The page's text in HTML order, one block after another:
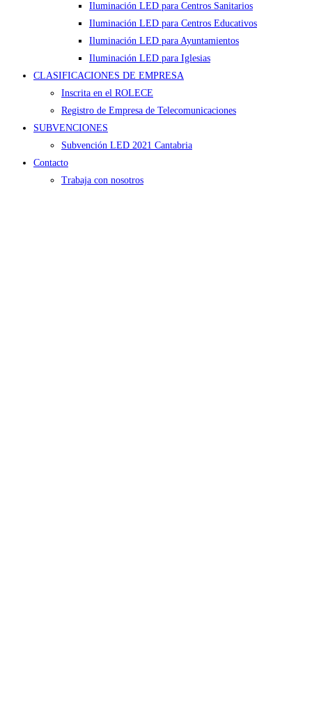
Iluminación LED para Centros Sanitarios
Iluminación LED para Centros Educativos
Iluminación LED para Ayuntamientos
Iluminación LED para Iglesias
CLASIFICACIONES DE EMPRESA
Inscrita en el ROLECE
Registro de Empresa de Telecomunicaciones
SUBVENCIONES
Subvención LED 2021 Cantabria
Contacto
Trabaja con nosotros